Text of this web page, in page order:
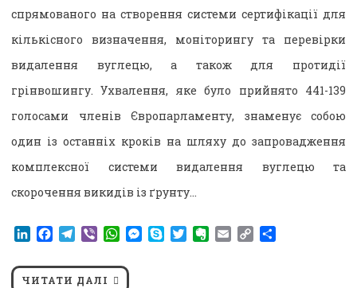
спрямованого на створення системи сертифікації для
кількісного визначення, моніторингу та перевірки
видалення вуглецю, а також для протидії
грінвошингу. Ухвалення, яке було прийнято 441-139
голосами членів Європарламенту, знаменує собою
один із останніх кроків на шляху до запровадження
комплексної системи видалення вуглецю та
скорочення викидів із ґрунту…
LinkedIn
Facebook
Telegram
ViberWhatsApp
Messenger
SkypeTwitterEvernote
EmailCopy
ЧИТАТИ ДАЛІ